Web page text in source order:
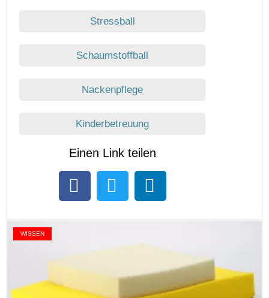
Stressball
Schaumstoffball
Nackenpflege
Kinderbetreuung
Einen Link teilen
WISSEN